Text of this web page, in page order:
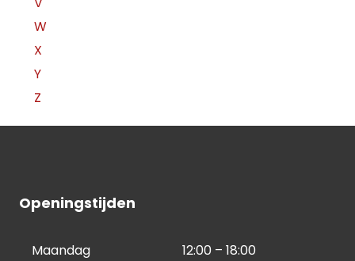
W
X
Y
Z
Openingstijden
Maandag 12:00 – 18:00